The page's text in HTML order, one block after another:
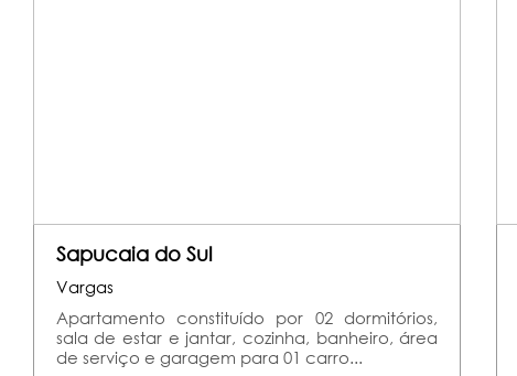
Sapucaia do Sul
Vargas
Apartamento constituído por 02 dormitórios,
sala de estar e jantar, cozinha, banheiro, área
de serviço e garagem para 01 carro...